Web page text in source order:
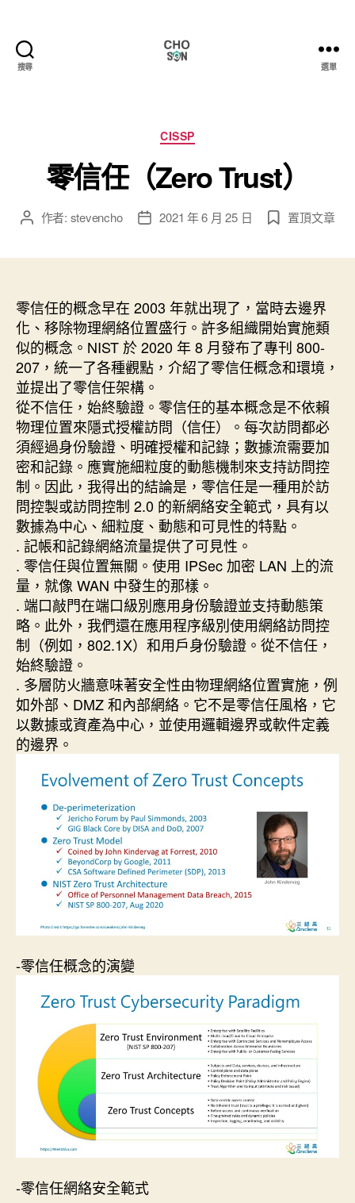
搜尋
大
小
事
選單
分
類
CISSP
零信任（Zero Trust）
文 作者: stevencho
文
期
2021 年 6 月 25 日 置頂文章
零信任的概念早在 2003 年就出現了，當時去邊界
化、移除物理網絡位置盛行。許多組織開始實施類
似的概念。NIST 於 2020 年 8 月發布了專刊 800-
207，統一了各種觀點，介紹了零信任概念和環境，
並提出了零信任架構。
從不信任，始終驗證。零信任的基本概念是不依賴
物理位置來隱式授權訪問（信任）。每次訪問都必
須經過身份驗證、明確授權和記錄；數據流需要加
密和記錄。應實施細粒度的動態機制來支持訪問控
制。因此，我得出的結論是，零信任是一種用於訪
問控製或訪問控制 2.0 的新網絡安全範式，具有以
數據為中心、細粒度、動態和可見性的特點。
. 記帳和記錄網絡流量提供了可見性。
. 零信任與位置無關。使用 IPSec 加密 LAN 上的流
量，就像 WAN 中發生的那樣。
. 端口敲門在端口級別應用身份驗證並支持動態策
略。此外，我們還在應用程序級別使用網絡訪問控
制（例如，802.1X）和用戶身份驗證。從不信任，
始終驗證。
. 多層防火牆意味著安全性由物理網絡位置實施，例
如外部、DMZ 和內部網絡。它不是零信任風格，它
以數據或資產為中心，並使用邏輯邊界或軟件定義
的邊界。
-零信任概念的演變
-零信任網絡安全範式